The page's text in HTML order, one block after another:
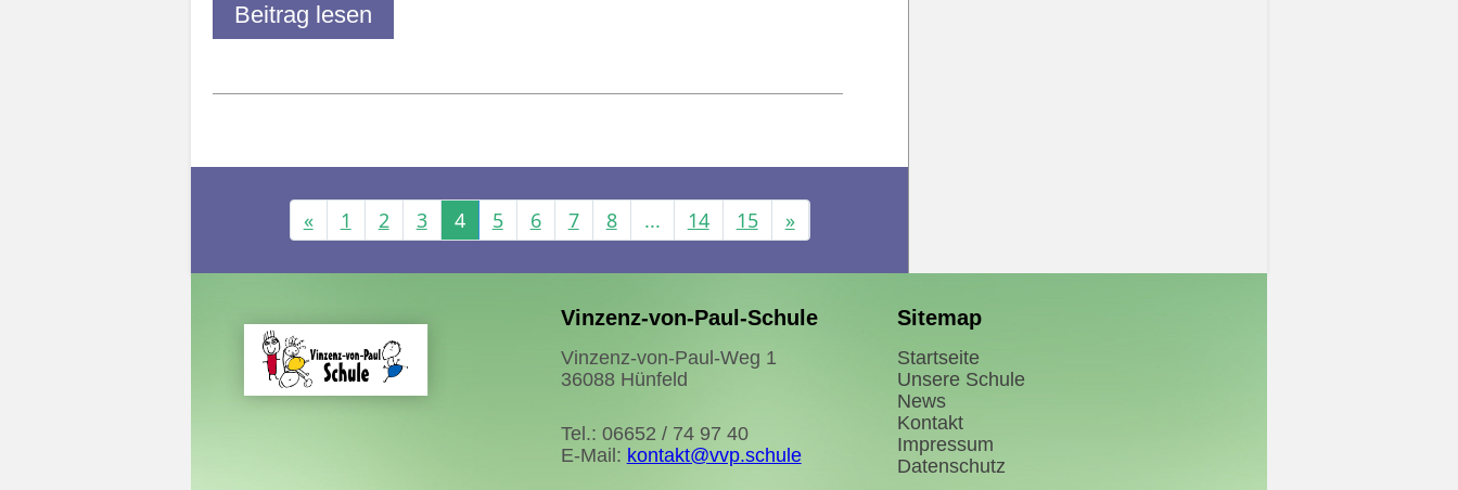
Beitrag lesen
« 1 2 3 4 5 6 7 8 ... 14 15 »
Vinzenz-von-Paul-Schule
Vinzenz-von-Paul-Weg 1
36088 Hünfeld
Tel.: 06652 / 74 97 40
E-Mail: kontakt@vvp.schule
Sitemap
Startseite
Unsere Schule
News
Kontakt
Impressum
Datenschutz